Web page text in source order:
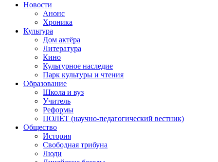
Новости
Анонс
Хроника
Культура
Дом актёра
Литература
Кино
Культурное наследие
Парк культуры и чтения
Образование
Школа и вуз
Учитель
Реформы
ПОЛЁТ (научно-педагогический вестник)
Общество
История
Свободная трибуна
Люди